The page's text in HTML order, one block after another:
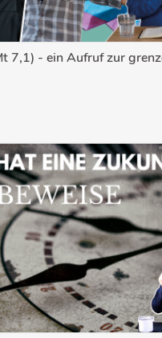
7,1) - ein Aufruf zur